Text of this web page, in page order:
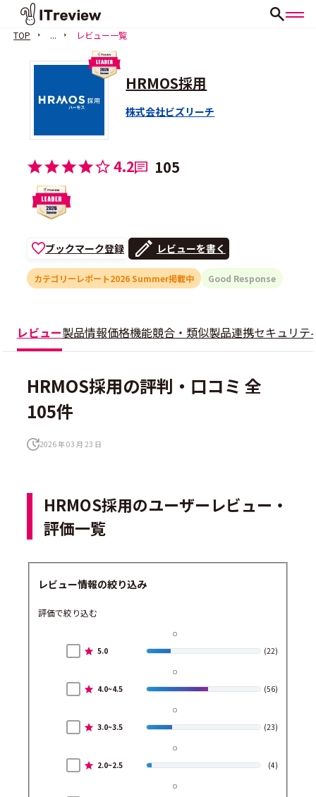
TOP ... レビュー一覧
HRMOS採用
株式会社ビズリーチ
4.2 105
ブックマーク登録 レビューを書く
カテゴリーレポート2026 Summer掲載中 Good Response
レビュー製品情報価格機能競合・類似製品連携セキュリテ
HRMOS採用の評判・口コミ 全
105件
2026 年 03 月 23 日
HRMOS採用のユーザーレビュー・
評価一覧
レビュー情報の絞り込み
評価で絞り込む
5.0 (22)
4.0~4.5 (56)
3.0~3.5 (23)
2.0~2.5 (4)